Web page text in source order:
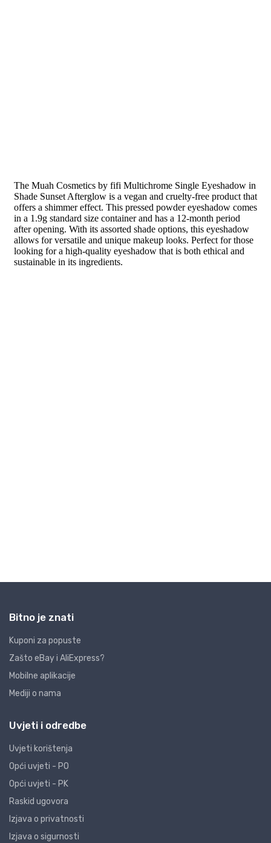
Bitno je znati
Kuponi za popuste
Zašto eBay i AliExpress?
Mobilne aplikacije
Mediji o nama
Uvjeti i odredbe
Uvjeti korištenja
Opći uvjeti - PO
Opći uvjeti - PK
Raskid ugovora
Izjava o privatnosti
Izjava o sigurnosti